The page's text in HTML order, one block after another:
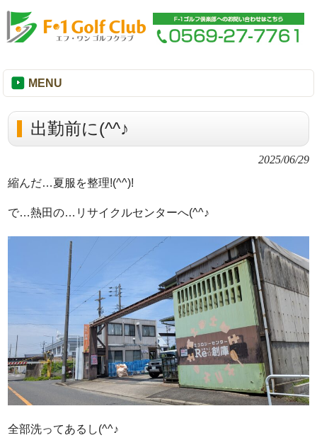
MENU
出勤前に(^^♪
2025/06/29
縮んだ…夏服を整理!(^^)!
で…熱田の…リサイクルセンターへ(^^♪
全部洗ってあるし(^^♪